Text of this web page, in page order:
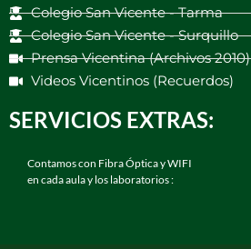
Colegio San Vicente - Tarma
Colegio San Vicente - Surquillo
Prensa Vicentina (Archivos 2010)
Videos Vicentinos (Recuerdos)
SERVICIOS EXTRAS:
Contamos con Fibra Óptica y WIFI
en cada aula y los laboratorios :